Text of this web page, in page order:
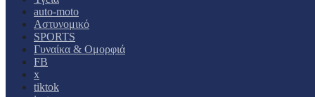
auto-moto
Αστυνομικό
SPORTS
Γυναίκα & Ομορφιά
FB
x
tiktok